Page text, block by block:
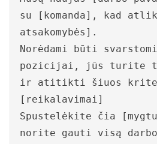
su [komanda], kad
atsakomybės].
Norėdami būti
pozicijai, jūs turite
ir atitikti šiuos
[reikalavimai]
Spustelėkite čia
norite gauti visą darbo